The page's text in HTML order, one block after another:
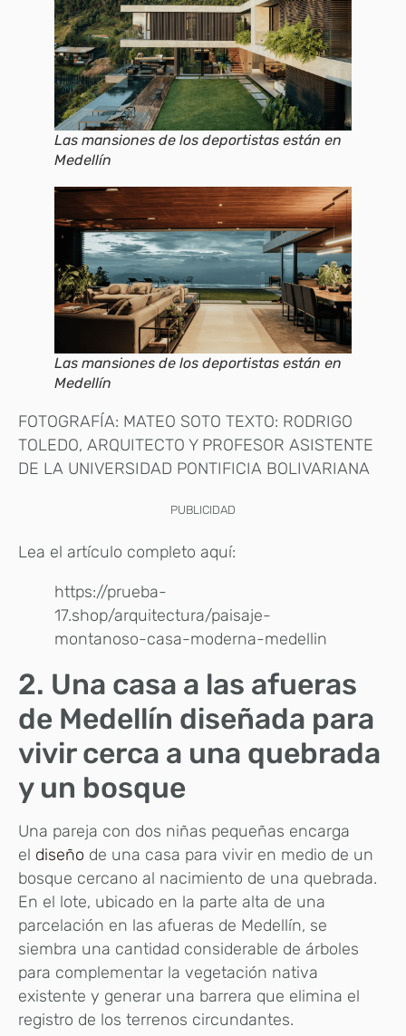
Las mansiones de los deportistas están en
Medellín
Las mansiones de los deportistas están en
Medellín
FOTOGRAFÍA: MATEO SOTO TEXTO: RODRIGO
TOLEDO, ARQUITECTO Y PROFESOR ASISTENTE
DE LA UNIVERSIDAD PONTIFICIA BOLIVARIANA
PUBLICIDAD
Lea el artículo completo aquí:
https://prueba-
17.shop/arquitectura/paisaje-
montanoso-casa-moderna-medellin
2. Una casa a las afueras
de Medellín diseñada para
vivir cerca a una quebrada
y un bosque
Una pareja con dos niñas pequeñas encarga
el diseño de una casa para vivir en medio de un
bosque cercano al nacimiento de una quebrada.
En el lote, ubicado en la parte alta de una
parcelación en las afueras de Medellín, se
siembra una cantidad considerable de árboles
para complementar la vegetación nativa
existente y generar una barrera que elimina el
registro de los terrenos circundantes.